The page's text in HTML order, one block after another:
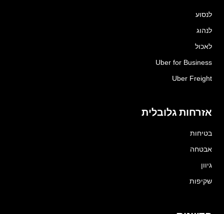
לנסוע
לנהוג
לאכול
Uber for Business
Uber Freight
אזרחות גלובלית
בטיחות
אבטחה
גיוון
שקיפות